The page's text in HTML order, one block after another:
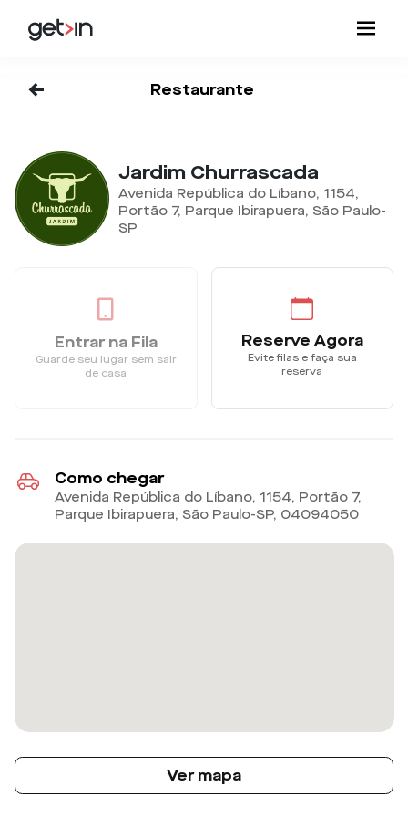
<- Restaurante
Jardim Churrascada
Avenida República do Líbano, 1154,
Portão 7, Parque Ibirapuera, São Paulo-
SP
Entrar na Fila
Guarde seu lugar sem sair
de casa
Reserve Agora
Evite filas e faça sua
reserva
Como chegar
Avenida República do Líbano, 1154, Portão 7,
Parque Ibirapuera, São Paulo-SP, 04094050
Ver mapa